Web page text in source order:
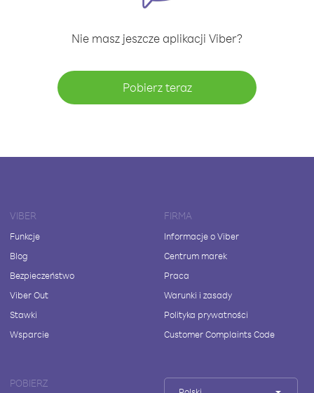
Nie masz jeszcze aplikacji Viber?
Pobierz teraz
VIBER
Funkcje
Blog
Bezpieczeństwo
Viber Out
Stawki
Wsparcie
FIRMA
Informacje o Viber
Centrum marek
Praca
Warunki i zasady
Polityka prywatności
Customer Complaints Code
POBIERZ